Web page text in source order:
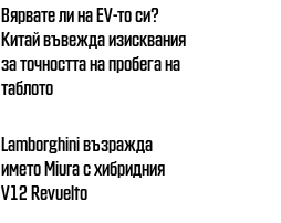
Вярвате ли на EV-то си?
Китай въвежда изисквания
за точността на пробега на
таблото
Lamborghini възражда
името Miura с хибридния
V12 Revuelto